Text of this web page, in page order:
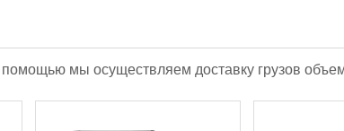
мы осуществляем доставку грузов